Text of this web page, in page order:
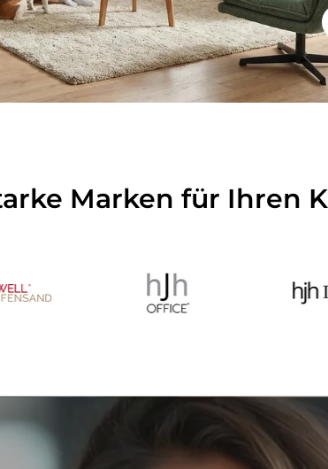
Marken für Ihren